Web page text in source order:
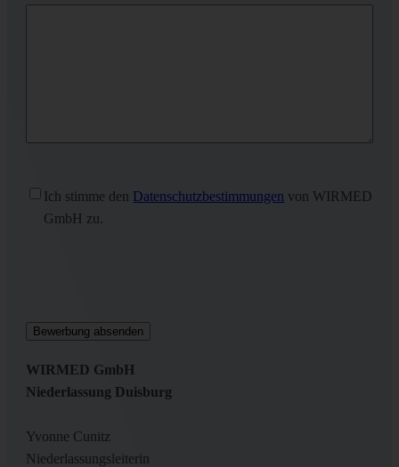
Ohne
Titel(erforderlich)
Ich stimme den Datenschutzbestimmungen von WIRMED
GmbH zu.
WIRMED GmbH
Niederlassung Duisburg
Yvonne Cunitz
Niederlassungsleiterin